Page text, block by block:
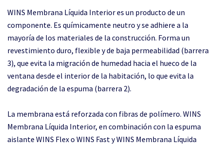
WINS Membrana Líquida Interior es un producto de un
componente. Es químicamente neutro y se adhiere a la
mayoría de los materiales de la construcción. Forma un
revestimiento duro, flexible y de baja permeabilidad (barrera
3), que evita la migración de humedad hacia el hueco de la
ventana desde el interior de la habitación, lo que evita la
degradación de la espuma (barrera 2).
La membrana está reforzada con fibras de polímero. WINS
Membrana Líquida Interior, en combinación con la espuma
aislante WINS Flex o WINS Fast y WINS Membrana Líquida